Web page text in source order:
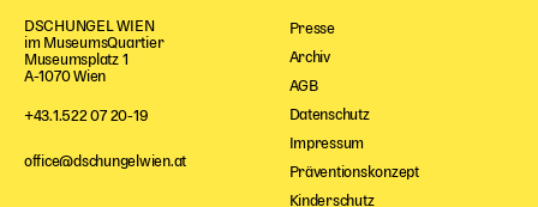
DSCHUNGEL WIEN
im MuseumsQuartier
Museumsplatz 1
A-1070 Wien
+43.1.522 07 20-19
office@dschungelwien.at
Presse
Archiv
AGB
Datenschutz
Impressum
Präventionskonzept
Kinderschutz